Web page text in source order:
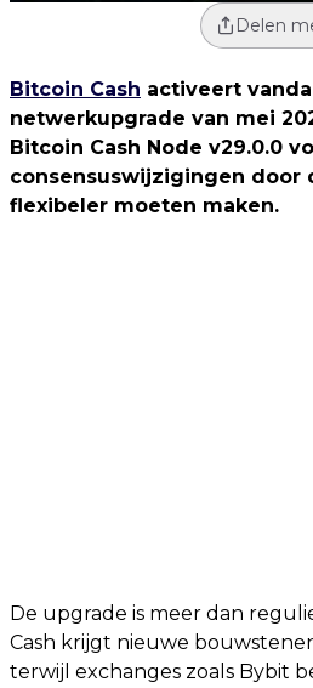
Delen
Bitcoin Cash activeert
netwerkupgrade van mei
Bitcoin Cash Node v29.0.0
consensuswijzigingen door
flexibeler moeten maken.
De upgrade is meer dan
Cash krijgt nieuwe
terwijl exchanges zoals Bybit